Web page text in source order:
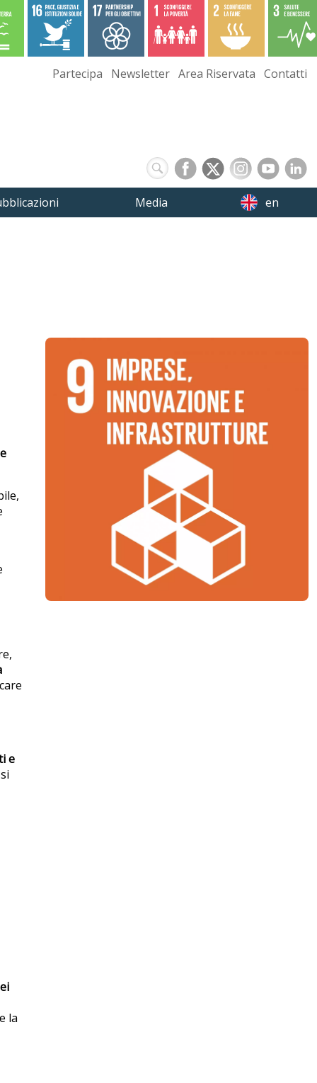
Partecipa Newsletter Area Riservata Contatti
Media en
e
la